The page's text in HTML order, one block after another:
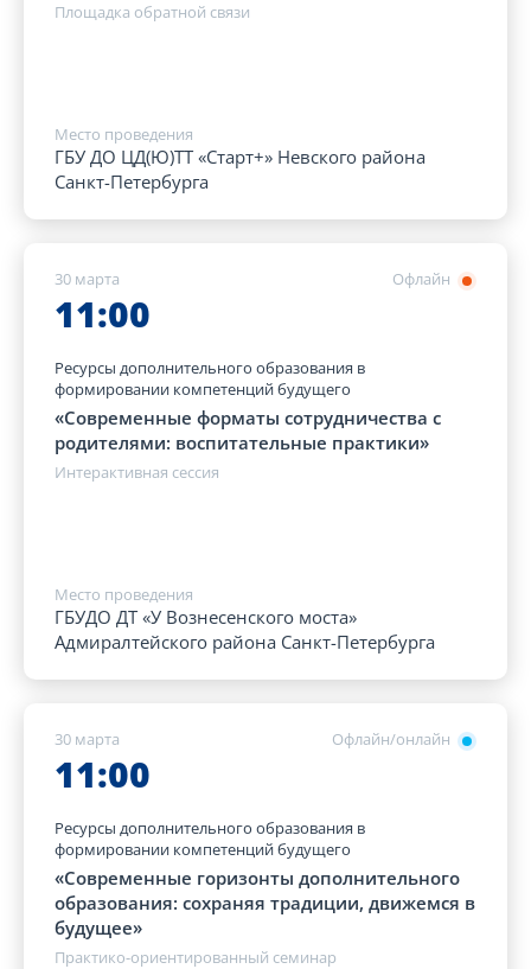
Площадка обратной связи
Место проведения
ГБУ ДО ЦД(Ю)ТТ «Старт+» Невского района
Санкт-Петербурга
Офлайн
30 марта
11:00
Ресурсы дополнительного образования в
формировании компетенций будущего
«Современные форматы сотрудничества с
родителями: воспитательные практики»
Интерактивная сессия
Место проведения
ГБУДО ДТ «У Вознесенского моста»
Адмиралтейского района Санкт-Петербурга
Офлайн/онлайн
30 марта
11:00
Ресурсы дополнительного образования в
формировании компетенций будущего
«Современные горизонты дополнительного
образования: сохраняя традиции, движемся в
будущее»
Практико-ориентированный семинар